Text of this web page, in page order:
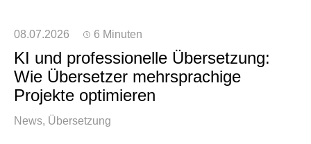
08.07.2026 6 Minuten
KI und professionelle Übersetzung:
Wie Übersetzer mehrsprachige
Projekte optimieren
News Übersetzung